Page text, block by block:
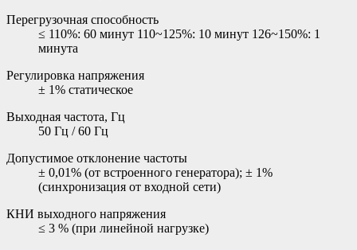
Перегрузочная способность
≤ 110%: 60 минут 110~125%: 10 минут 126~150%: 1
минута
Регулировка напряжения
± 1% статическое
Выходная частота, Гц
50 Гц / 60 Гц
Допустимое отклонение частоты
± 0,01% (от встроенного генератора); ± 1%
(синхронизация от входной сети)
КНИ выходного напряжения
≤ 3 % (при линейной нагрузке)